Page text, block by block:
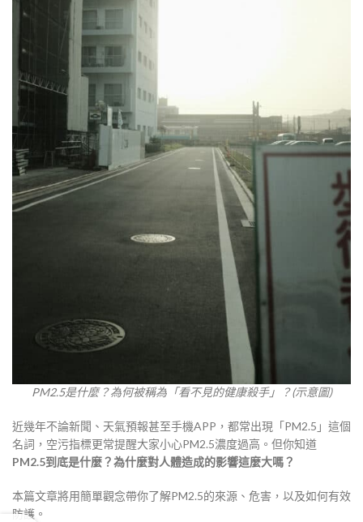
PM2.5是什麼？為何被稱為「看不見的健康殺手」？(示意圖)
近幾年不論新聞、天氣預報甚至手機APP，都常出現「PM2.5」這個
名詞，空污指標更常提醒大家小心PM2.5濃度過高。但你知道
PM2.5到底是什麼？為什麼對人體造成的影響這麼大嗎？
本篇文章將用簡單觀念帶你了解PM2.5的來源、危害，以及如何有效
防護。